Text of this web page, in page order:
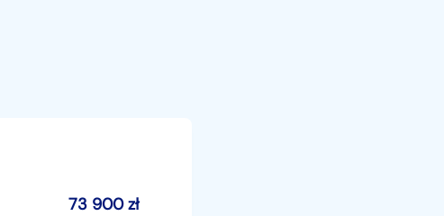
73 900zł